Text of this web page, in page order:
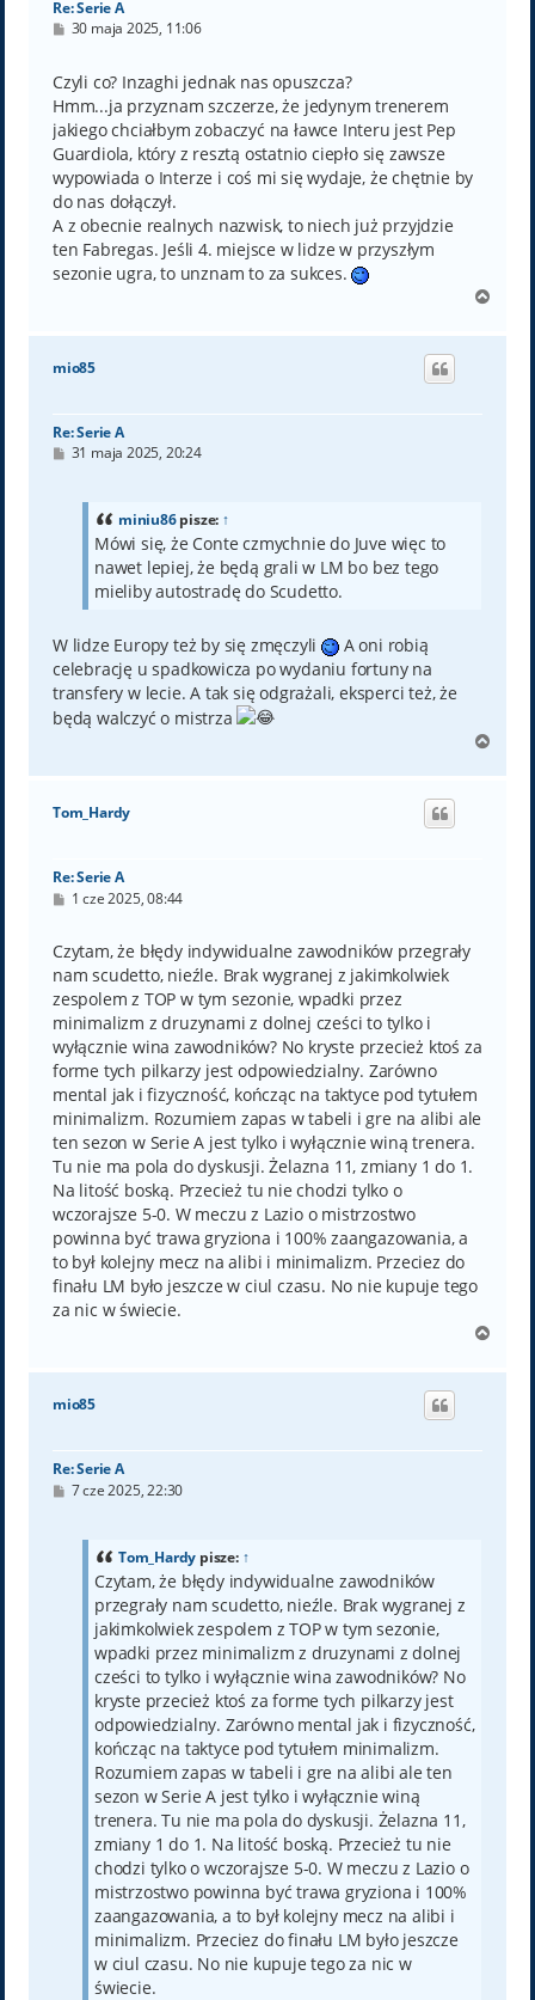
Re: Serie A
P
t
30 maja 2025, 11:06
Czyli co? Inzaghi jednak nas opuszcza?
Hmm...ja przyznam szczerze, że jedynym trenerem
jakiego chciałbym zobaczyć na ławce Interu jest Pep
Guardiola, który z resztą ostatnio ciepło się zawsze
wypowiada o Interze i coś mi się wydaje, że chętnie by
do nas dołączył.
A z obecnie realnych nazwisk, to niech już przyjdzie
ten Fabregas. Jeśli 4. miejsce w lidze w przyszłym
sezonie ugra, to unznam to za sukces.
g
mio85
Re: Serie A
P31 maja 2025, 20:24
miniu86pisze: ↑
Mówi się, że Conte czmychnie do Juve więc to
nawet lepiej, że będą grali w LM bo bez tego
mieliby autostradę do Scudetto.
W lidze Europy też by się zmęczyli
A oni robią
celebrację u spadkowicza po wydaniu fortuny na
transfery w lecie. A tak się odgrażali, eksperci też, że
będą walczyć o mistrza
g
Tom_Hardy
Re: Serie A
P
t
1 cze 2025, 08:44
Czytam, że błędy indywidualne zawodników przegrały
nam scudetto, nieźle. Brak wygranej z jakimkolwiek
zespolem z TOP w tym sezonie, wpadki przez
minimalizm z druzynami z dolnej cześci to tylko i
wyłącznie wina zawodników? No kryste przecież ktoś za
forme tych pilkarzy jest odpowiedzialny. Zarówno
mental jak i fizyczność, kończąc na taktyce pod tytułem
minimalizm. Rozumiem zapas w tabeli i gre na alibi ale
ten sezon w Serie A jest tylko i wyłącznie winą trenera.
Tu nie ma pola do dyskusji. Żelazna 11, zmiany 1 do 1.
Na litość boską. Przecież tu nie chodzi tylko o
wczorajsze 5-0. W meczu z Lazio o mistrzostwo
powinna być trawa gryziona i 100% zaangazowania, a
to był kolejny mecz na alibi i minimalizm. Przeciez do
finału LM było jeszcze w ciul czasu. No nie kupuje tego
za nic w świecie.
g
mio85
Re: Serie A
P7 cze 2025, 22:30
Tom_Hardy pisze: ↑
Czytam, że błędy indywidualne zawodników
przegrały nam scudetto, nieźle. Brak wygranej z
jakimkolwiek zespolem z TOP w tym sezonie,
wpadki przez minimalizm z druzynami z dolnej
cześci to tylko i wyłącznie wina zawodników? No
kryste przecież ktoś za forme tych pilkarzy jest
odpowiedzialny. Zarówno mental jak i fizyczność,
kończąc na taktyce pod tytułem minimalizm.
Rozumiem zapas w tabeli i gre na alibi ale ten
sezon w Serie A jest tylko i wyłącznie winą
trenera. Tu nie ma pola do dyskusji. Żelazna 11,
zmiany 1 do 1. Na litość boską. Przecież tu nie
chodzi tylko o wczorajsze 5-0. W meczu z Lazio o
mistrzostwo powinna być trawa gryziona i 100%
zaangazowania, a to był kolejny mecz na alibi i
minimalizm. Przeciez do finału LM było jeszcze
w ciul czasu. No nie kupuje tego za nic w
świecie.